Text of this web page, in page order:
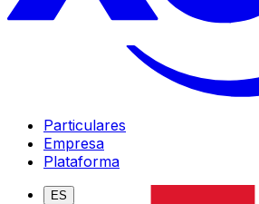
Particulares
Empresa
Plataforma
ES